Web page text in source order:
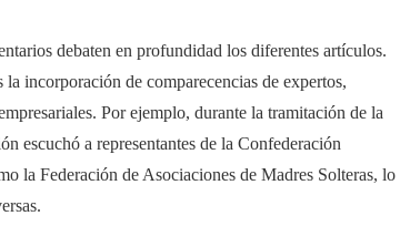
debaten en profundidad los diferentes artículos.
incorporación de comparecencias de expertos,
Por ejemplo, durante la tramitación de la
escuchó a representantes de la Confederación
la Federación de Asociaciones de Madres Solteras, lo